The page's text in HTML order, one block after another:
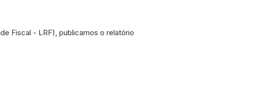
Fiscal - LRF), publicamos o relatório